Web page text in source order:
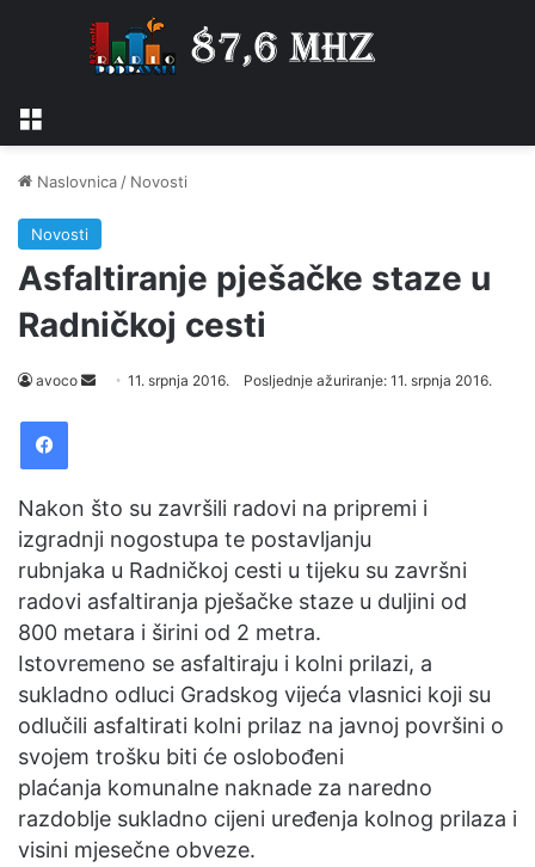
Naslovnica / Novosti
Novosti
Asfaltiranje pješačke staze u
Radničkoj cesti
avoco
a
e
m
a
i
l
11. srpnja 2016. Posljednje ažuriranje: 11. srpnja 2016.
Nakon što su završili radovi na pripremi i
izgradnji nogostupa te postavljanju
rubnjaka u Radničkoj cesti u tijeku su završni
radovi asfaltiranja pješačke staze u duljini od
800 metara i širini od 2 metra.
Istovremeno se asfaltiraju i kolni prilazi, a
sukladno odluci Gradskog vijeća vlasnici koji su
odlučili asfaltirati kolni prilaz na javnoj površini o
svojem trošku biti će oslobođeni
plaćanja komunalne naknade za naredno
razdoblje sukladno cijeni uređenja kolnog prilaza i
visini mjesečne obveze.